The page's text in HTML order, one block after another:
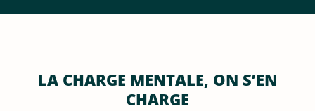
LA CHARGE MENTALE, ON S’EN
CHARGE